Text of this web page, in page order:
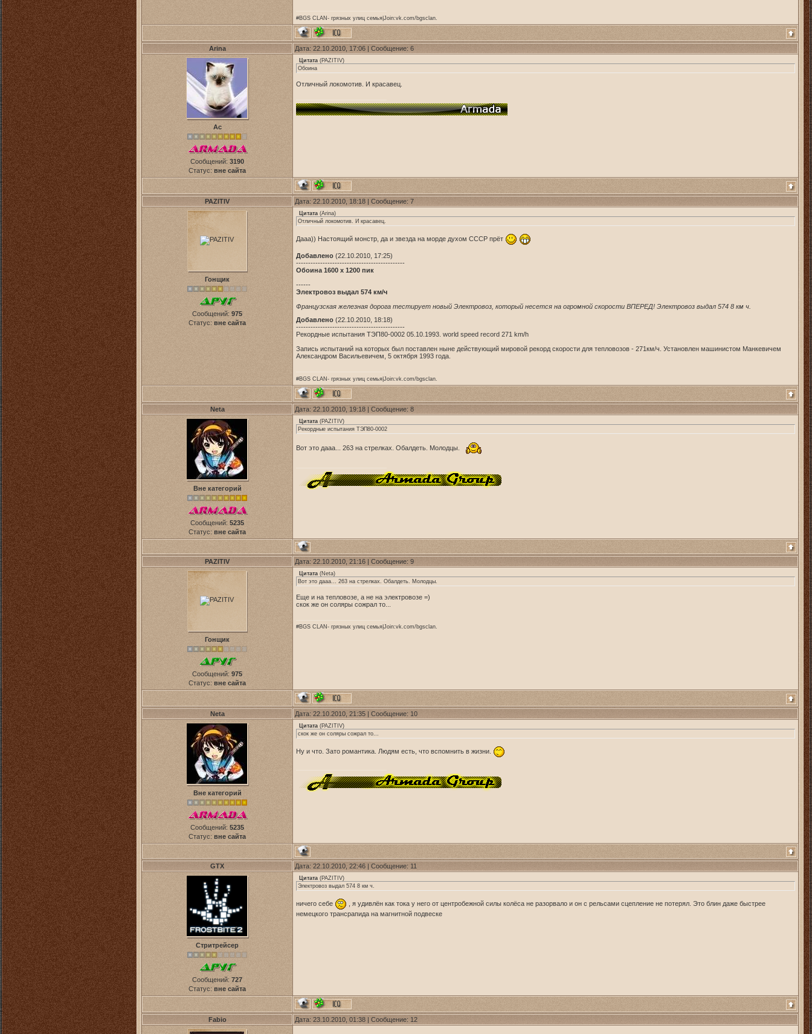
#BGS CLAN- грязных улиц семья|Join:vk.com/bgsclan.
Arina Дата: 22.10.2010, 17:06 | Сообщение: 6
Ас
Сообщений: 3190
Статус: вне сайта
Цитата (PAZITIV)
Обоина
Отличный локомотив. И красавец.
PAZITIV Дата: 22.10.2010, 18:18 | Сообщение: 7
Гонщик
Сообщений: 975
Статус: вне сайта
Цитата (Arina)
Отличный локомотив. И красавец.
Дааа)) Настоящий монстр, да и звезда на морде духом СССР прёт
Добавлено (22.10.2010, 17:25)
---------------------------------------------
Обоина 1600 x 1200 пик
------
Электровоз выдал 574 км/ч
Французская железная дорога тестирует новый Электровоз, который несется на огромной скорости ВПЕРЕД! Электровоз выдал 574 8 км ч.
Добавлено (22.10.2010, 18:18)
---------------------------------------------
Рекордные испытания ТЭП80-0002 05.10.1993. world speed record 271 km/h
Запись испытаний на которых был поставлен ныне действующий мировой рекорд скорости для тепловозов - 271км/ч. Установлен машинистом Манкевичем
Александром Васильевичем, 5 октября 1993 года.
#BGS CLAN- грязных улиц семья|Join:vk.com/bgsclan.
Neta Дата: 22.10.2010, 19:18 | Сообщение: 8
Вне категорий
Сообщений: 5235
Статус: вне сайта
Цитата (PAZITIV)
Рекордные испытания ТЭП80-0002
Вот это дааа... 263 на стрелках. Обалдеть. Молодцы.
PAZITIV Дата: 22.10.2010, 21:16 | Сообщение: 9
Гонщик
Сообщений: 975
Статус: вне сайта
Цитата (Neta)
Вот это дааа... 263 на стрелках. Обалдеть. Молодцы.
Еще и на тепловозе, а не на электровозе =)
скок же он соляры сожрал то...
#BGS CLAN- грязных улиц семья|Join:vk.com/bgsclan.
Neta Дата: 22.10.2010, 21:35 | Сообщение: 10
Вне категорий
Сообщений: 5235
Статус: вне сайта
Цитата (PAZITIV)
скок же он соляры сожрал то...
Ну и что. Зато романтика. Людям есть, что вспомнить в жизни.
GTX Дата: 22.10.2010, 22:46 | Сообщение: 11
Стритрейсер
Сообщений: 727
Статус: вне сайта
Цитата (PAZITIV)
Электровоз выдал 574 8 км ч.
ничего себе
, я удивлён как тока у него от центробежной силы колёса не разорвало и он с рельсами сцепление не потерял. Это блин даже быстрее
немецкого трансрапида на магнитной подвеске
Fabio Дата: 23.10.2010, 01:38 | Сообщение: 12